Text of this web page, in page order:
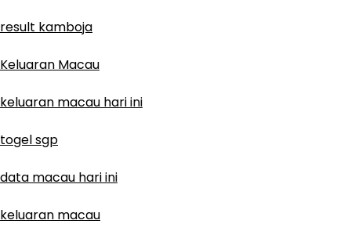
result kamboja
Keluaran Macau
keluaran macau hari ini
togel sgp
data macau hari ini
keluaran macau